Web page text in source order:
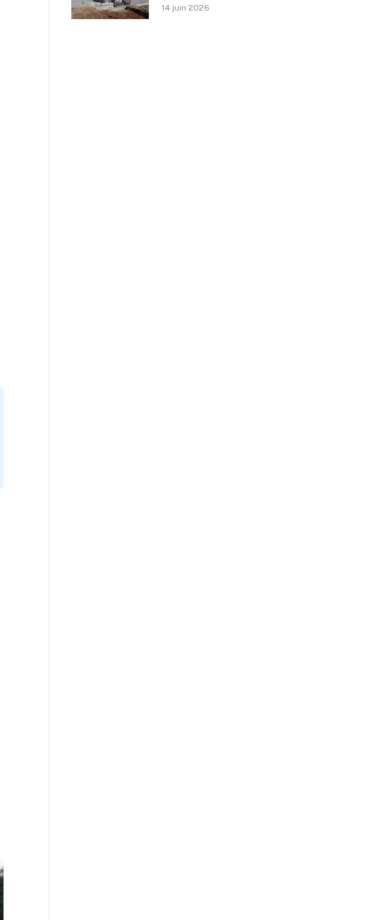
14 juin 2026